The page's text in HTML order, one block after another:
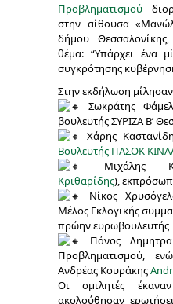
Προβληματισμού
στην αίθουσα
δήμου
θέμα: “Υπάρχει ένα
συγκρότησης
Στην εκδήλωση
Σωκράτης
βουλευτής ΣΥΡΙΖΑ Β’
Χάρης
Βουλευτής ΠΑΣΟΚ
Μιχάλης
Κριθαρίδης),
Νίκος
Μέλος Εκλογικής
πρώην ευρωβουλευτής
Πάνος
Προβληματισμού,
Ανδρέας Κουράκης
Οι ομιλητές έκαναν
ακολούθησαν